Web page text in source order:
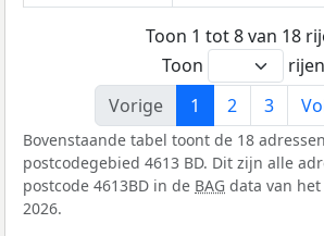
Toon 1 tot 8 van 18
Toon
rijen
Vorige
1 2 3
Bovenstaande tabel toont de 18
postcodegebied 4613 BD. Dit zijn alle
postcode 4613BD in de BAG data van
2026.